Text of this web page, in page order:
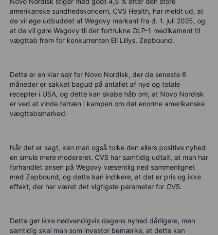
amerikanske sundhedskoncern, CVS Health, har meldt ud, at
de vil øge udbuddet af Wegovy markant fra d. 1. juli 2025, og
at de vil gøre Wegovy til det fortrukne GLP-1 medikament til
vægttab frem for konkurrenten Eli Lillys, Zepbound.
Dette er en klar sejr for Novo Nordisk, der de seneste 6
måneder er sakket bagud på antallet af nye og totale
recepter i USA, og dette kan skabe håb om, at Novo Nordisk
er ved at vinde terræn i kampen om det enorme amerikanske
vægttabsmarked.
Når det er sagt, kan man også tolke den ellers positive nyhed
en smule mere modereret. CVS har samtidig udtalt, at man har
forhandlet prisen på Wegovy væsentlig ned sammenlignet
med Zepbound, og dette kan indikere, at det er pris og ikke
effekt, der har været det vigtigste parameter for CVS.
Dette gør ikke nødvendigvis dagens nyhed dårligere, men
samtidig skal man som investor bemærke, at dette kan